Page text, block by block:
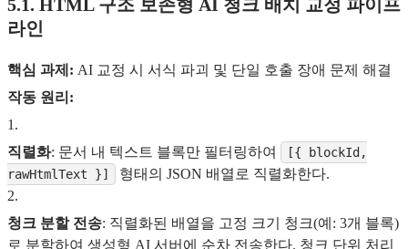
5.1. HTML 구조 보존형 AI 청크 배치 교정 파이프
라인
핵심 과제: AI 교정 시 서식 파괴 및 단일 호출 장애 문제 해결
작동 원리:
1 .
직렬화: 문서 내 텍스트 블록만 필터링하여
[{ blockId,
rawHtmlText }]
형태의 JSON 배열로 직렬화한다.
2.
청크 분할 전송: 직렬화된 배열을 고정 크기 청크(예: 3개 블록)
로 분할하여 생성형 AI 서버에 순차 전송한다. 청크 단위 처리